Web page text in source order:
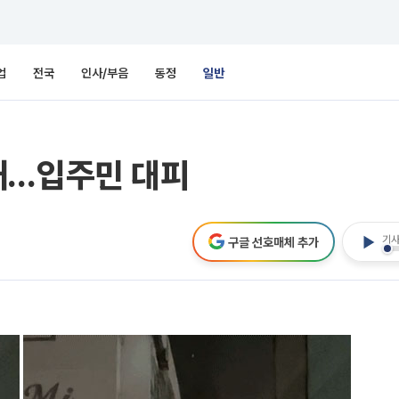
전국 인사/부음 동정 일반
입주민 대피
기
구글 선호매체 추가